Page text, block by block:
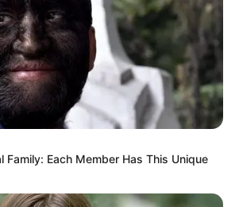
evianews.com στοGoogle
ΠΙΟ ΔΗΜΟΦΙΛΗ
Family: Each Member Has This Unique